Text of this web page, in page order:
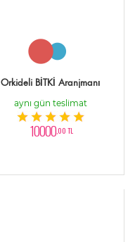
Orkideli BİTKİ Aranjmanı
aynı gün teslimat
10000,00 TL